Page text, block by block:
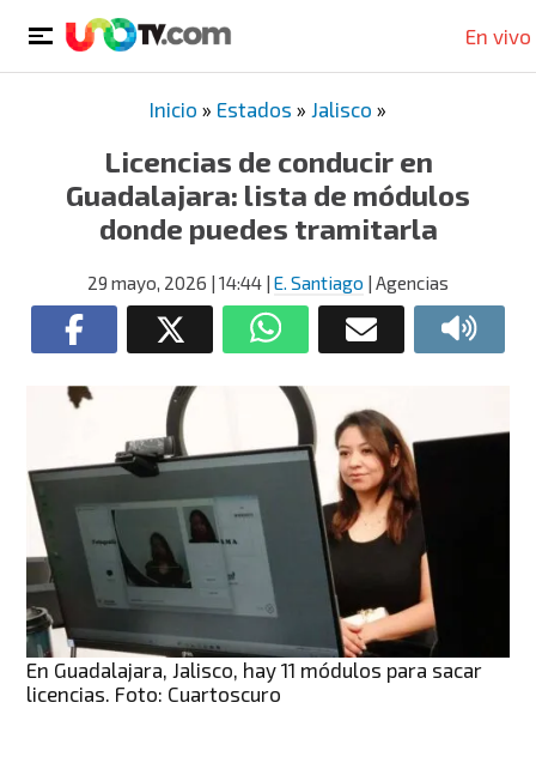
En vivo
Inicio » Estados » Jalisco »
Licencias de conducir en
Guadalajara: lista de módulos
donde puedes tramitarla
29 mayo, 2026 | 14:44 | E. Santiago | Agencias
En Guadalajara, Jalisco, hay 11 módulos para sacar
licencias. Foto: Cuartoscuro